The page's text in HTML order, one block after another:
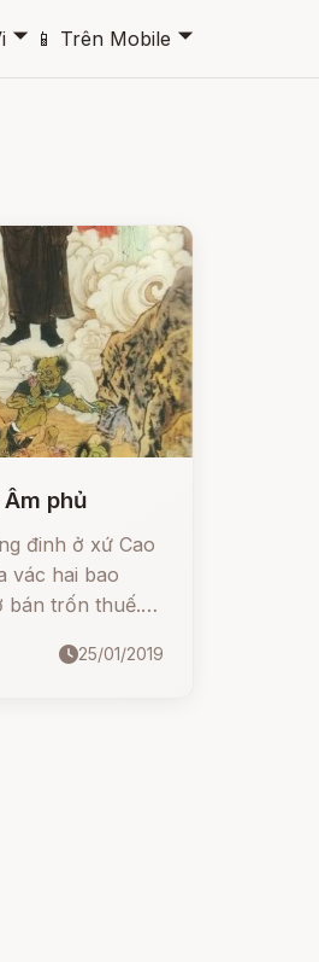
🞃 📱 Trên Mobile 🞃
phủ
đinh ở xứ Cao
vác hai bao
bán trốn thuế.
hồn, ngỡ đó
25/01/2019